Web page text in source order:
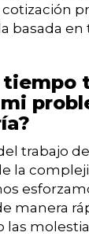
basada
tiempo
trabajo
la
manera